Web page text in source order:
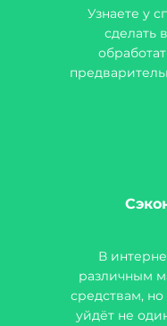
Узнаете у
сделать
В
различным
средствам,
уйдёт не